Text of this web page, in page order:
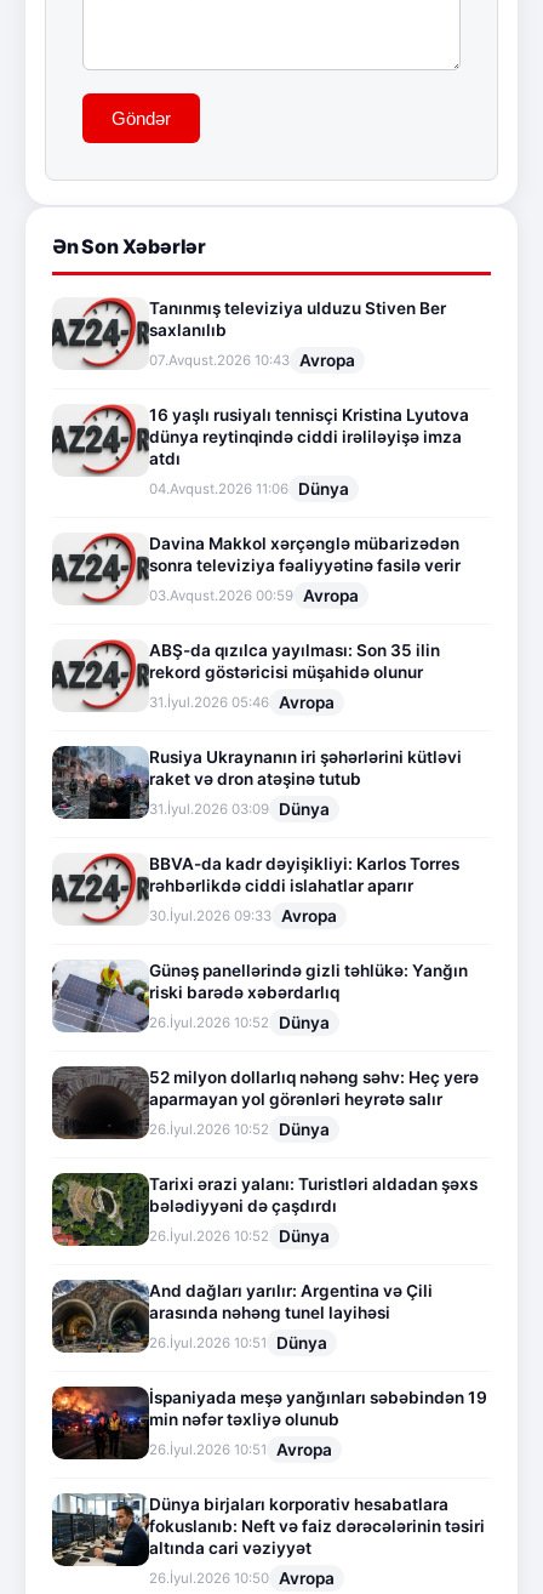
Göndər
Ən Son Xəbərlər
Tanınmış televiziya ulduzu Stiven Ber
saxlanılıb
07.Avqust.2026 10:43 Avropa
16 yaşlı rusiyalı tennisçi Kristina Lyutova
dünya reytinqində ciddi irəliləyişə imza
atdı
04.Avqust.2026 11:06 Dünya
Davina Makkol xərçənglə mübarizədən
sonra televiziya fəaliyyətinə fasilə verir
03.Avqust.2026 00:59 Avropa
ABŞ-da qızılca yayılması: Son 35 ilin
rekord göstəricisi müşahidə olunur
31.İyul.2026 05:46 Avropa
Rusiya Ukraynanın iri şəhərlərini kütləvi
raket və dron atəşinə tutub
31.İyul.2026 03:09 Dünya
BBVA-da kadr dəyişikliyi: Karlos Torres
rəhbərlikdə ciddi islahatlar aparır
30.İyul.2026 09:33 Avropa
Günəş panellərində gizli təhlükə: Yanğın
riski barədə xəbərdarlıq
26.İyul.2026 10:52 Dünya
52 milyon dollarlıq nəhəng səhv: Heç yerə
aparmayan yol görənləri heyrətə salır
26.İyul.2026 10:52 Dünya
Tarixi ərazi yalanı: Turistləri aldadan şəxs
bələdiyyəni də çaşdırdı
26.İyul.2026 10:52 Dünya
And dağları yarılır: Argentina və Çili
arasında nəhəng tunel layihəsi
26.İyul.2026 10:51 Dünya
İspaniyada meşə yanğınları səbəbindən 19
min nəfər təxliyə olunub
26.İyul.2026 10:51 Avropa
Dünya birjaları korporativ hesabatlara
fokuslanıb: Neft və faiz dərəcələrinin təsiri
altında cari vəziyyət
26.İyul.2026 10:50 Avropa